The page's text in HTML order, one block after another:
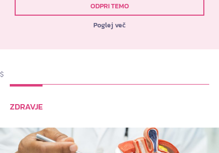
ODPRI TEMO
Poglej več
$
ZDRAVJE